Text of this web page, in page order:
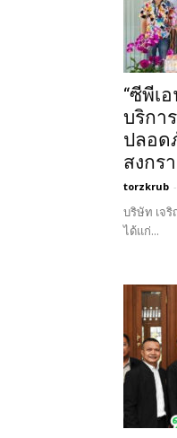
“ซีพีเ
บริกา
ปลอด
สงกร
torzkrub -
บริษัท เจ
ได้แก่...